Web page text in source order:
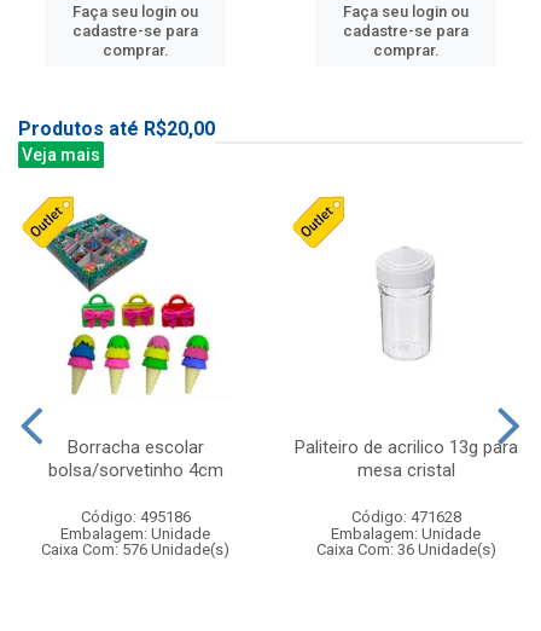
Faça seu login ou
cadastre-se para
comprar.
Faça seu login ou
cadastre-se para
comprar.
Produtos até R$20,00
Veja mais
Borracha escolar
bolsa/sorvetinho 4cm
Código: 495186
Embalagem: Unidade
Caixa Com: 576 Unidade(s)
Paliteiro de acrilico 13g para
mesa cristal
Código: 471628
Embalagem: Unidade
Caixa Com: 36 Unidade(s)